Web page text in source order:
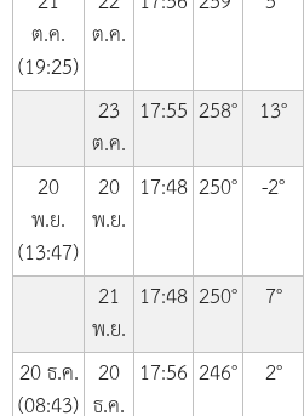
ต.ค.
(19:25)
ต.ค.
23
ต.ค.
17:55 258° 13°
20
พ.ย.
(13:47)
20
พ.ย.
17:48 250° -2°
21
พ.ย.
17:48 250° 7°
20 ธ.ค.
(08:43)
20
ธ.ค.
17:56 246° 2°